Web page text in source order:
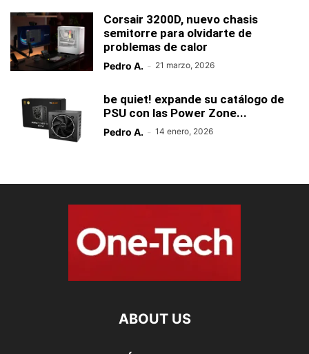
Corsair 3200D, nuevo chasis
semitorre para olvidarte de
problemas de calor
Pedro A. - 21 marzo, 2026
be quiet! expande su catálogo de
PSU con las Power Zone...
Pedro A. - 14 enero, 2026
ABOUT US